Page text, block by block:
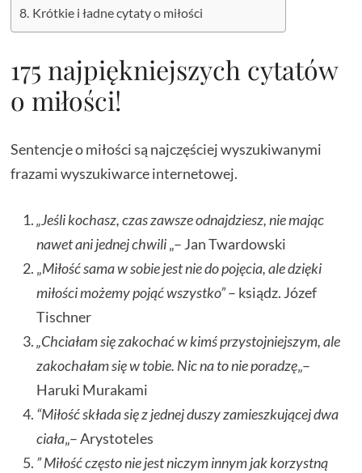
Krótkie i ładne cytaty o miłości
175 najpiękniejszych cytatów
o miłości!
Sentencje o miłości są najczęściej wyszukiwanymi
frazami wyszukiwarce internetowej.
„Jeśli kochasz, czas zawsze odnajdziesz, nie mając
nawet ani jednej chwili„– Jan Twardowski
„Miłość sama w sobie jest nie do pojęcia, ale dzięki
miłości możemy pojąć wszystko”– ksiądz. Józef
Tischner
„Chciałam się zakochać w kimś przystojniejszym, ale
zakochałam się w tobie. Nic na to nie poradzę„–
Haruki Murakami
“Miłość składa się z jednej duszy zamieszkującej dwa
ciała„– Arystoteles
” Miłość często nie jest niczym innym jak korzystną